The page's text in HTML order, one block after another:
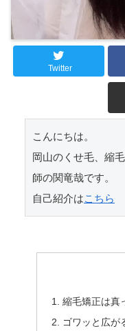
Twitter
こんにちは。
岡山のくせ毛、縮
師の関竜哉です。
自己紹介はこちら
縮毛矯正は真
ゴワッと広が